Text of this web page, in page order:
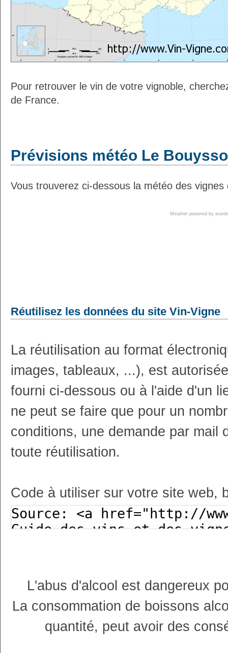
Pour retrouver le vin de votre vignoble,
de France.
Prévisions météo Le
Vous trouverez ci-dessous la météo des
Weather powered by
Réutilisez les données du site Vin-Vigne
La réutilisation au format
images, tableaux, ...), est
fourni ci-dessous ou à l'aide d'un
ne peut se faire que pour un
conditions, une demande par mail
toute réutilisation.
Code à utiliser sur votre site web,
L'abus d'alcool est dangereux
La consommation de boissons
quantité, peut avoir des